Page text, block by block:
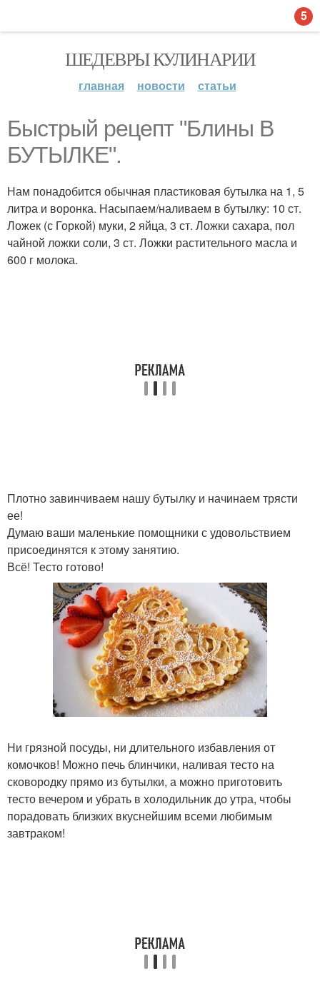
ШЕДЕВРЫ КУЛИНАРИИ
главная новости статьи
Быстрый рецепт "Блины В
БУТЫЛКЕ".
Нам понадобится обычная пластиковая бутылка на 1, 5
литра и воронка. Насыпаем/наливаем в бутылку: 10 ст.
Ложек (с Горкой) муки, 2 яйца, 3 ст. Ложки сахара, пол
чайной ложки соли, 3 ст. Ложки растительного масла и
600 г молока.
Плотно завинчиваем нашу бутылку и начинаем трясти
ее!
Думаю ваши маленькие помощники с удовольствием
присоединятся к этому занятию.
Всё! Тесто готово!
Ни грязной посуды, ни длительного избавления от
комочков! Можно печь блинчики, наливая тесто на
сковородку прямо из бутылки, а можно приготовить
тесто вечером и убрать в холодильник до утра, чтобы
порадовать близких вкуснейшим всеми любимым
завтраком!
5